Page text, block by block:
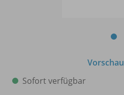
Vorschau
Sofort verfügbar